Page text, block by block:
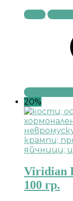
Купи
20%
Viridian
100 гр.